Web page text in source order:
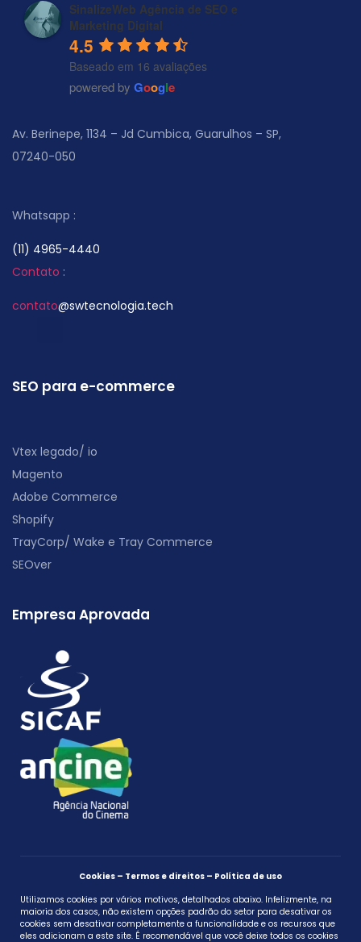
SinalizeWeb Agência de SEO e
Marketing Digital
4.5
Baseado em 16 avaliações
powered by Google
Av. Berinepe, 1134 – Jd Cumbica, Guarulhos – SP,
07240-050
Whatsapp :
(11) 4965-4440
Contato :
contato@swtecnologia.tech
SEO para e-commerce
Vtex legado/ io
Magento
Adobe Commerce
Shopify
TrayCorp/ Wake e Tray Commerce
SEOver
Empresa Aprovada
Cookies – Termos e direitos – Política de uso
Utilizamos cookies por vários motivos, detalhados abaixo. Infelizmente, na
maioria dos casos, não existem opções padrão do setor para desativar os
cookies sem desativar completamente a funcionalidade e os recursos que
eles adicionam a este site. É recomendável que você deixe todos os cookies